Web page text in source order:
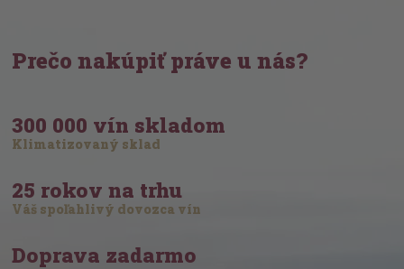
Prečo nakúpiť práve u nás?
300 000 vín skladom
Klimatizovaný sklad
25 rokov na trhu
Váš spoľahlivý dovozca vín
Doprava zadarmo